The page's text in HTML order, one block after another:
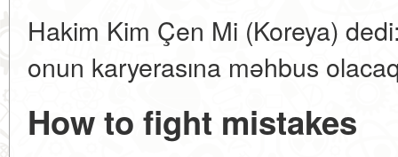
Hakim Kim Çen Mi (Koreya)
onun karyerasına məhbus
How to fight mistakes